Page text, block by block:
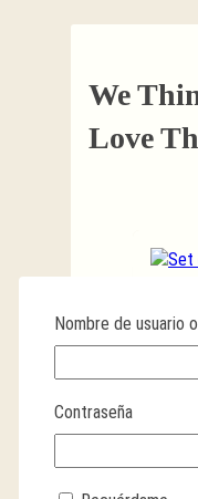
We
Love
Set
Nombre de usuario
Contraseña